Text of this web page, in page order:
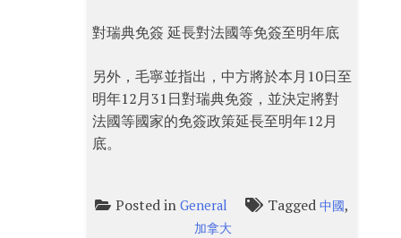
對瑞典免簽 延長對法國等免簽至明年底
另外，毛寧並指出，中方將於本月10日至
明年12月31日對瑞典免簽，並決定將對
法國等國家的免簽政策延長至明年12月
底。
Posted inGeneral Tagged中國,
加拿大